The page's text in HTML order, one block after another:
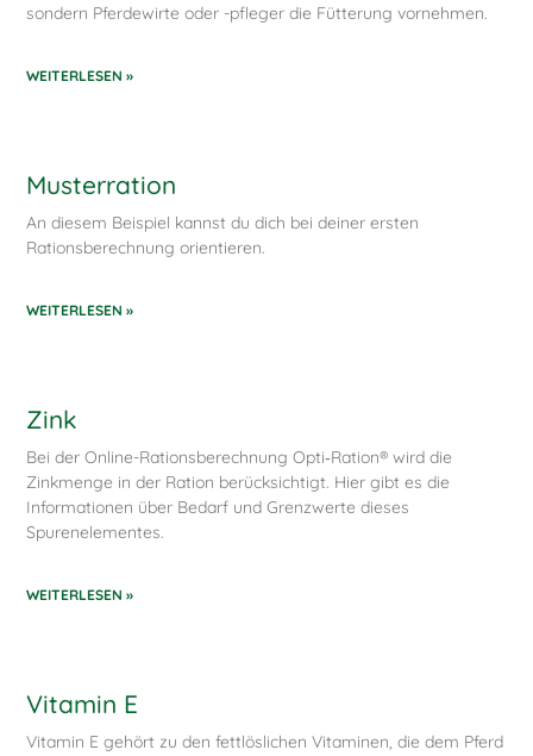
sondern Pferdewirte oder -pfleger die Fütterung vornehmen.
WEITERLESEN »
Musterration
An diesem Beispiel kannst du dich bei deiner ersten
Rationsberechnung orientieren.
WEITERLESEN »
Zink
Bei der Online-Rationsberechnung Opti‑Ration® wird die
Zinkmenge in der Ration berücksichtigt. Hier gibt es die
Informationen über Bedarf und Grenzwerte dieses
Spurenelementes.
WEITERLESEN »
Vitamin E
Vitamin E gehört zu den fettlöslichen Vitaminen, die dem Pferd